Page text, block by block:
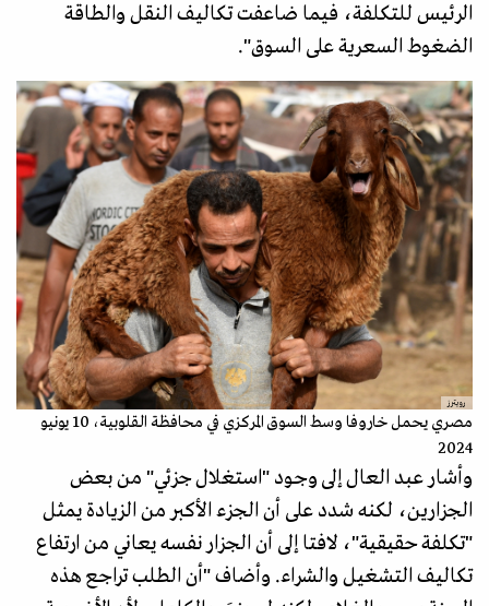
الرئيس للتكلفة، فيما ضاعفت تكاليف النقل والطاقة
الضغوط السعرية على السوق".
رويترز
مصري يحمل خاروفا وسط السوق المركزي في محافظة القلوبية، 10 يونيو
2024
وأشار عبد العال إلى وجود "استغلال جزئي" من بعض
الجزارين، لكنه شدد على أن الجزء الأكبر من الزيادة يمثل
"تكلفة حقيقية"، لافتا إلى أن الجزار نفسه يعاني من ارتفاع
تكاليف التشغيل والشراء. وأضاف "أن الطلب تراجع هذه